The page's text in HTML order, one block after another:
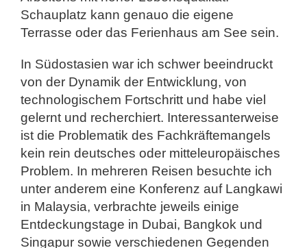
Schauplatz kann genauo die eigene
Terrasse oder das Ferienhaus am See sein.
In Südostasien war ich schwer beeindruckt
von der Dynamik der Entwicklung, von
technologischem Fortschritt und habe viel
gelernt und recherchiert. Interessanterweise
ist die Problematik des Fachkräftemangels
kein rein deutsches oder mitteleuropäisches
Problem. In mehreren Reisen besuchte ich
unter anderem eine Konferenz auf Langkawi
in Malaysia, verbrachte jeweils einige
Entdeckungstage in Dubai, Bangkok und
Singapur sowie verschiedenen Gegenden